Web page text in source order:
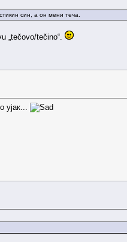
син, а он мени теча.
„tečovo/tečino“.
ујак...